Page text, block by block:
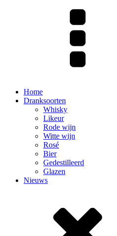
Home
Dranksoorten
Whisky
Likeur
Rode wijn
Witte wijn
Rosé
Bier
Gedestilleerd
Glazen
Nieuws